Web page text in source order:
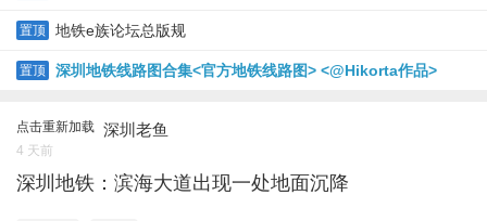
置顶 地铁e族论坛总版规
置顶 深圳地铁线路图合集<官方地铁线路图> <@Hikorta作品>
点击重新加载 深圳老鱼
4 天前
深圳地铁：滨海大道出现一处地面沉降